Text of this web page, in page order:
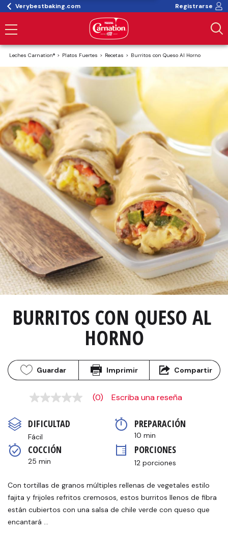
Verybestbaking.com Registrarse
Leches Carnation® Platos Fuertes Recetas Burritos con Queso Al Horno
BURRITOS CON QUESO AL
HORNO
Guardar Imprimir Compartir
Sin
en
la
misma
página.
(0) Escriba una reseña
DIFICULTAD
Fácil
PREPARACIÓN
10 min
COCCIÓN
25 min
PORCIONES
12 porciones
Con tortillas de granos múltiples rellenas de vegetales estilo
fajita y frijoles refritos cremosos, estos burritos llenos de fibra
están cubiertos con una salsa de chile verde con queso que
encantará …